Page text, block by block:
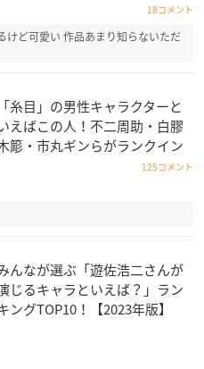
18コメント
けど可愛い 作品あまり知らないただ
「糸目」の男性キャラクターと
えばこの人！不二周助・白膠
簓・市丸ギンらがランクイン
125コメント
んなが選ぶ「遊佐浩二さんが
じるキャラといえば？」ラン
ングTOP10！【2023年版】